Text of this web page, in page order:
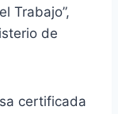
Trabajo”,
de
certificada